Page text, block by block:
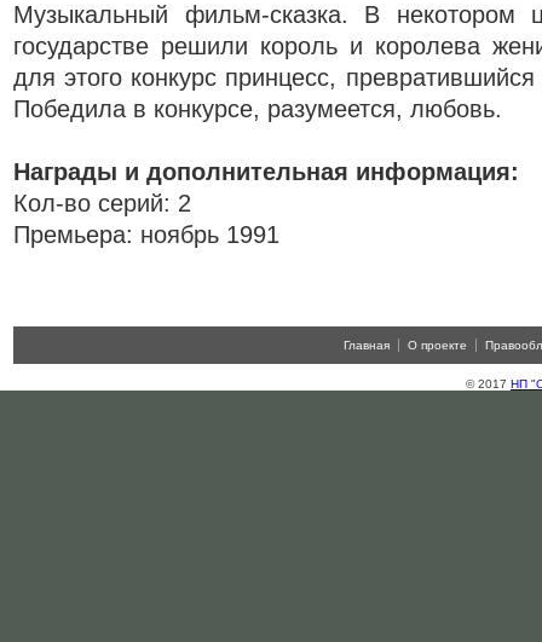
Музыкальный фильм-сказка. В некотором
государстве решили король и королева
для этого конкурс принцесс,
Победила в конкурсе, разумеется, любовь.
Награды и дополнительная информация:
Кол-во серий: 2
Премьера: ноябрь 1991
Главная О проекте
© 2017 НП